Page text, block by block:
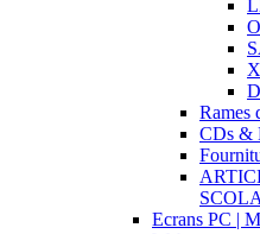
Rames
CDs &
Ecrans PC |